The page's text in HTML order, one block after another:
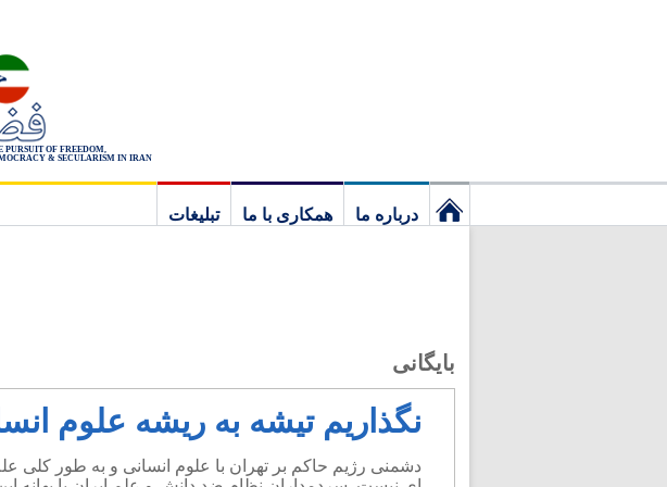
PURSUIT OF FREEDOM,
& SECULARISM IN IRAN
درباره ما همکاری با ما
تبلیغات
بایگانی
نگذاریم تیشه به ریشه علوم
دشمنی رژیم حاکم بر تهران با علوم انسانی و به طور کلی